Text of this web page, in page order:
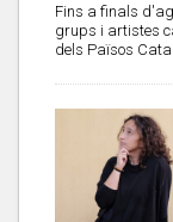
Fins a finals
grups i artistes
dels Països